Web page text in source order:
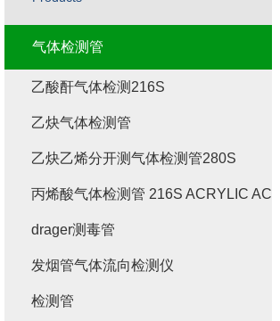
气体检测管
乙酸酐气体检测216S
乙炔气体检测管
乙炔乙烯分开测气体检测管280S
丙烯酸气体检测管 216S ACRYLIC ACID
drager测毒管
发烟管气体流向检测仪
检测管